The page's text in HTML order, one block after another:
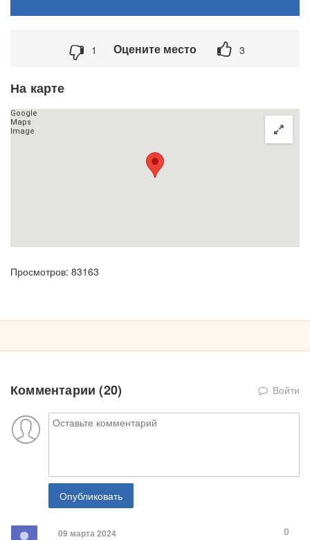
1 Оцените место 3
На карте
Просмотров: 83163
Комментарии (20) Войти
Опубликовать
09 марта 2024 0